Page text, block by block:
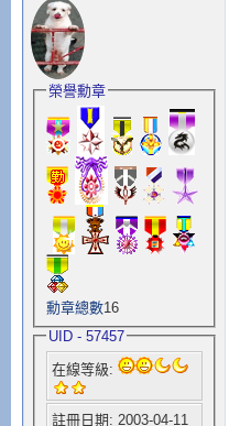
榮譽勳章
勳章總數16
UID - 57457
在線等級:
註冊日期: 2003-04-11